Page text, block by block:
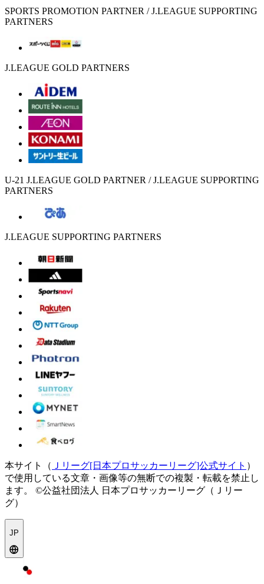
SPORTS PROMOTION PARTNER / J.LEAGUE SUPPORTING
PARTNERS
J.LEAGUE GOLD PARTNERS
U-21 J.LEAGUE GOLD PARTNER / J.LEAGUE SUPPORTING
PARTNERS
J.LEAGUE SUPPORTING PARTNERS
本サイト（ Ｊリーグ[日本プロサッカーリーグ]公式サイト ）
で使用している文章・画像等の無断での複製・転載を禁止し
ます。
©公益社団法人 日本プロサッカーリーグ（Ｊリー
グ）
JP